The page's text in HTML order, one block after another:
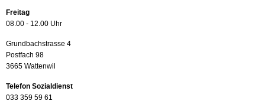
Freitag
08.00 - 12.00 Uhr
Grundbachstrasse 4
Postfach 98
3665 Wattenwil
Telefon Sozialdienst
033 359 59 61